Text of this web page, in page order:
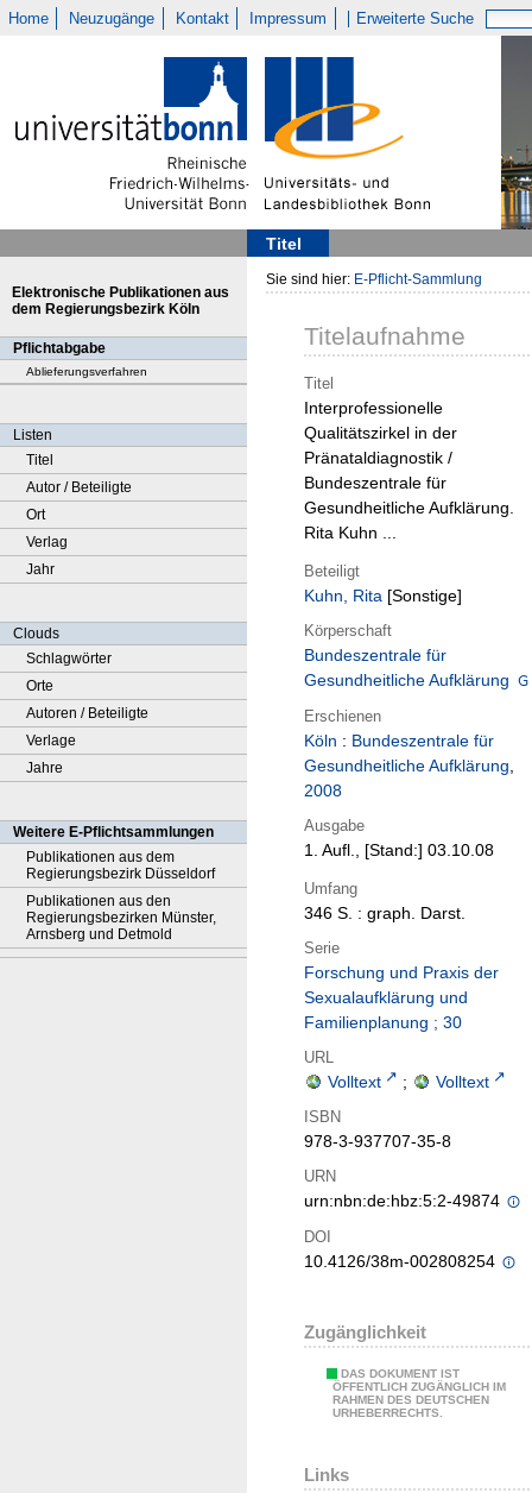
Home Neuzugänge Kontakt Impressum Erweiterte Suche
Titel
Elektronische Publikationen aus
dem Regierungsbezirk Köln
Pflichtabgabe
Ablieferungsverfahren
Listen
Titel
Autor / Beteiligte
Ort
Verlag
Jahr
Clouds
Schlagwörter
Orte
Autoren / Beteiligte
Verlage
Jahre
Weitere E-Pflichtsammlungen
Publikationen aus dem
Regierungsbezirk Düsseldorf
Publikationen aus den
Regierungsbezirken Münster,
Arnsberg und Detmold
Sie sind hier: E-Pflicht-Sammlung
Titelaufnahme
Titel
Interprofessionelle
Qualitätszirkel in der
Pränataldiagnostik /
Bundeszentrale für
Gesundheitliche Aufklärung.
Rita Kuhn ...
Beteiligt
Kuhn, Rita [Sonstige]
Körperschaft
Bundeszentrale für
Gesundheitliche Aufklärung
Erschienen
Köln : Bundeszentrale für
Gesundheitliche Aufklärung,
2008
Ausgabe
1. Aufl., [Stand:] 03.10.08
Umfang
346 S. : graph. Darst.
Serie
Forschung und Praxis der
Sexualaufklärung und
Familienplanung ; 30
URL
Volltext ; Volltext
ISBN
978-3-937707-35-8
URN
urn:nbn:de:hbz:5:2-49874
DOI
10.4126/38m-002808254
Zugänglichkeit
DAS DOKUMENT IST
ÖFFENTLICH ZUGÄNGLICH IM
RAHMEN DES DEUTSCHEN
URHEBERRECHTS.
Links